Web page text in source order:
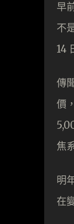
早
不
14
傳
價
焦
明
在